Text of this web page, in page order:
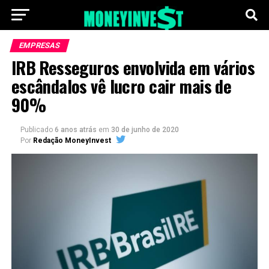
EMPRESAS
IRB Resseguros envolvida em vários
escândalos vê lucro cair mais de
90%
Publicado 6 anos atrás em 30 de junho de 2020
Por Redação MoneyInvest